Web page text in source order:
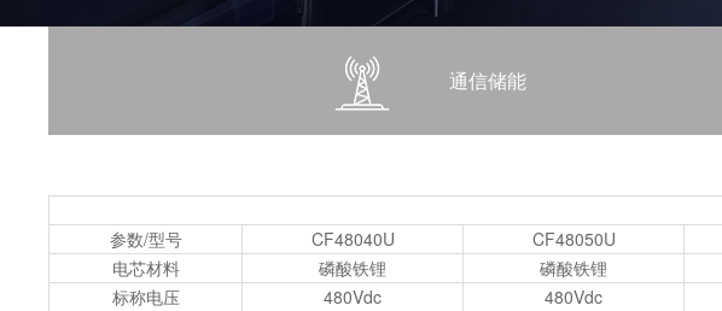
通信储能
参数/型号
CF48040U CF48050U
电芯材料
磷酸铁锂 磷酸铁锂
标称电压
480Vdc 480Vdc